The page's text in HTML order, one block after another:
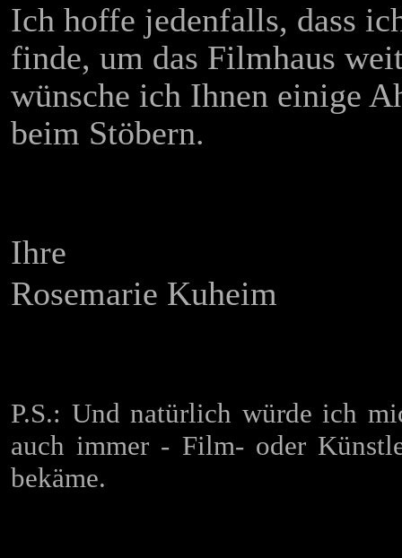
Ich hoffe jedenfalls, dass
finde, um das Filmhaus
wünsche ich Ihnen einige
beim Stöbern.
Ihre
Rosemarie Kuheim
P.S.: Und natürlich würde ich
auch immer - Film- oder
bekäme.